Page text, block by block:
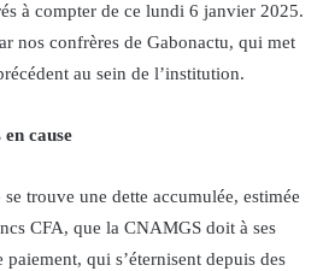
à compter de ce lundi 6 janvier 2025.
nos confrères de Gabonactu, qui met
au sein de l’institution.
cause
trouve une dette accumulée, estimée
CFA, que la CNAMGS doit à ses
paiement, qui s’éternisent depuis des